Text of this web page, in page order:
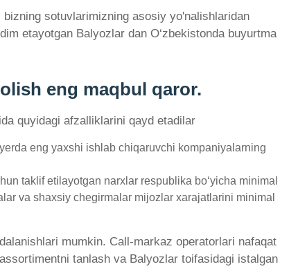
sotuvlarimizning asosiy yo'nalishlaridan
etayotgan Balyozlar dan O‘zbekistonda buyurtma
eng maqbul qaror.
quyidagi afzalliklarini qayd etadilar
eng yaxshi ishlab chiqaruvchi kompaniyalarning
taklif etilayotgan narxlar respublika bo‘yicha minimal
va shaxsiy chegirmalar mijozlar xarajatlarini minimal
mumkin. Call-markaz operatorlari nafaqat
tanlash va Balyozlar toifasidagi istalgan